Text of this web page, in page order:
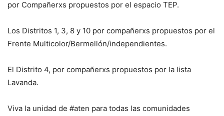
por Compañerxs propuestos por el espacio TEP.
Los Distritos 1, 3, 8 y 10 por compañerxs propuestos por el
Frente Multicolor/Bermellón/independientes.
El Distrito 4, por compañerxs propuestos por la lista
Lavanda.
Viva la unidad de #aten para todas las comunidades